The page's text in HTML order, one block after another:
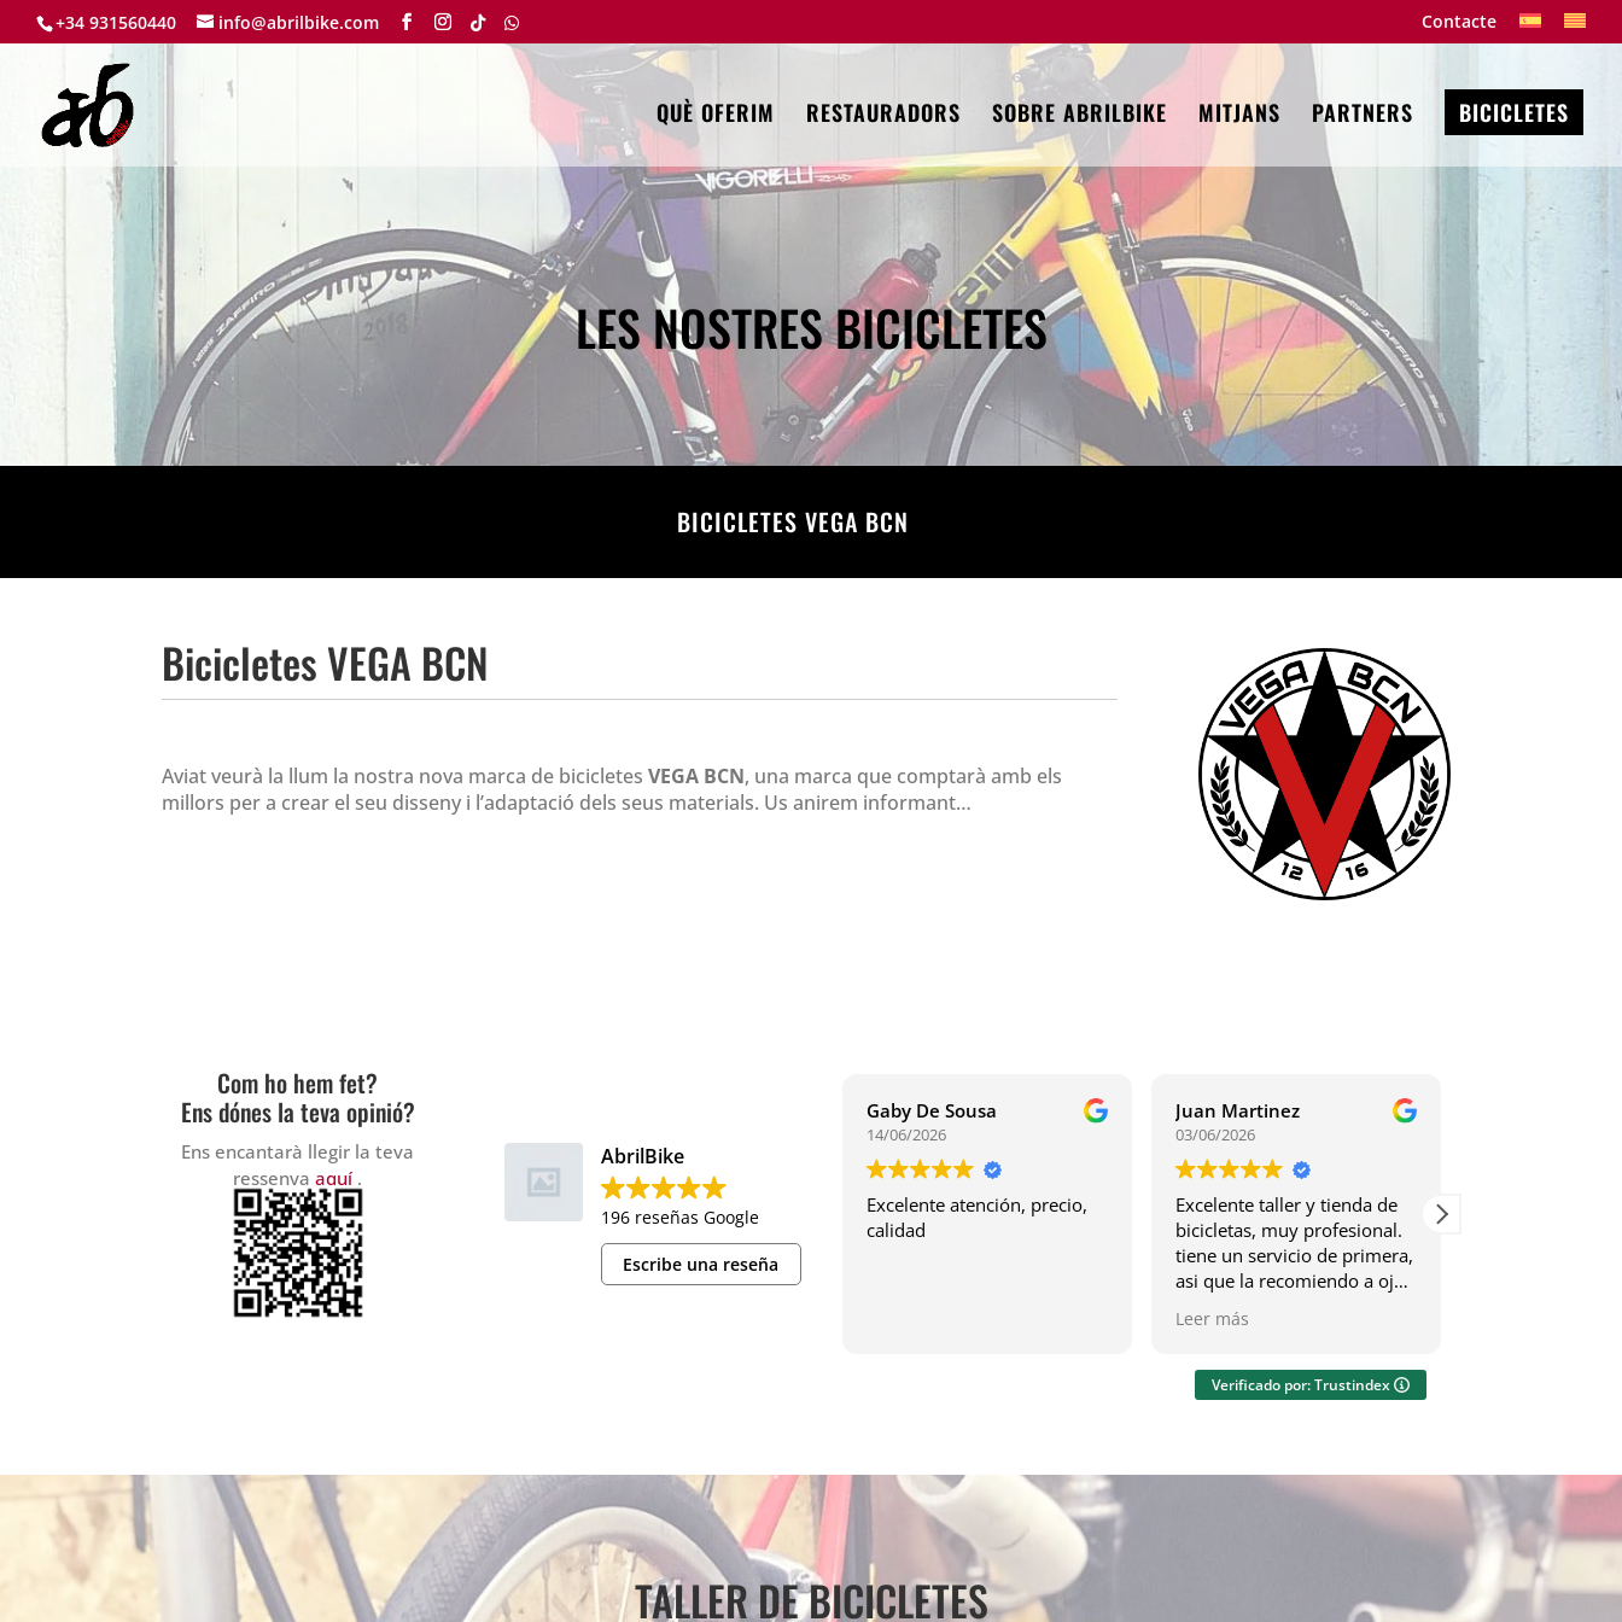
+34 931560440 info@abrilbike.com Contacte
QUÈ OFERIM RESTAURADORS SOBRE ABRILBIKE MITJANS PARTNERS BICICLETES
LES NOSTRES BICICLETES
BICICLETES VEGA BCN
Bicicletes VEGA BCN
Aviat veurà la llum la nostra nova marca de bicicletesVEGA BCN, una marca que comptarà amb els
millors per a crear el seu disseny i l’adaptació dels seus materials. Us anirem informant…
Com ho hem fet?
Ens dónes la teva opinió?
Ens encantarà llegir la teva
ressenyaaquí .
AbrilBike
196 reseñas Google
Escribe una reseña
Gaby De Sousa
14/06/2026
Excelente atención, precio,
calidad
Juan Martinez
03/06/2026
Excelente taller y tienda de
bicicletas, muy profesional.
tiene un servicio de primera,
asi que la recomiendo a ojo
Leer más
Verificado por: Trustindex
TALLER DE BICICLETES